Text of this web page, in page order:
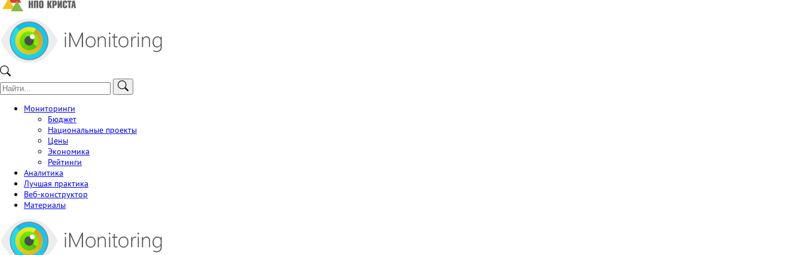
Мониторинги
Бюджет
Национальные проекты
Цены
Экономика
Рейтинги
Аналитика
Лучшая практика
Веб-конструктор
Материалы